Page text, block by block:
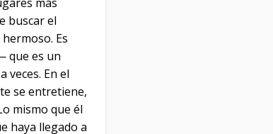
buscar el
Es
que es un
veces. En el
se entretiene,
mismo que él
haya llegado a